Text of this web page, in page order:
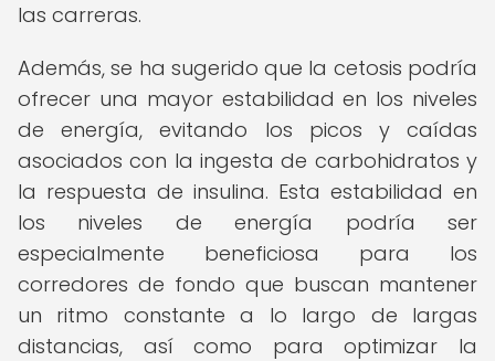
las carreras.
Además, se ha sugerido que la cetosis podría
ofrecer una mayor estabilidad en los niveles
de energía, evitando los picos y caídas
asociados con la ingesta de carbohidratos y
la respuesta de insulina. Esta estabilidad en
los niveles de energía podría ser
especialmente beneficiosa para los
corredores de fondo que buscan mantener
un ritmo constante a lo largo de largas
distancias, así como para optimizar la